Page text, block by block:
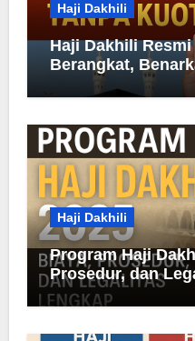
Haji Dakhili
Haji Dakhili
Berangkat,
Haji Dakhili
Program Haji
Prosedur, dan